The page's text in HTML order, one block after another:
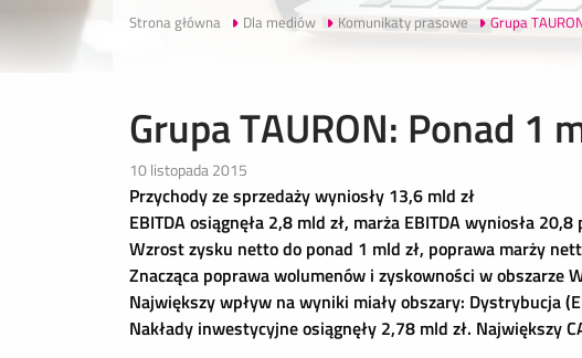
Strona główna Dla mediów Komunikaty prasowe Grupa
Grupa TAURON: Ponad 1
10 listopada 2015
Przychody ze sprzedaży wyniosły 13,6 mld zł
EBITDA osiągnęła 2,8 mld zł, marża EBITDA wyniosła 20,8
Wzrost zysku netto do ponad 1 mld zł, poprawa marży
Znacząca poprawa wolumenów i zyskowności w obszarze
Największy wpływ na wyniki miały obszary: Dystrybucja
Nakłady inwestycyjne osiągnęły 2,78 mld zł. Największy